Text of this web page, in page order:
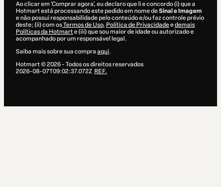
Ao clicar em 'Comprar agora', eu declaro que li e concordo (i) que a
Hotmart está processando este pedido em nome deSinal e Imagem
e não possui responsabilidade pelo conteúdo e/ou faz controle prévio
deste; (ii) com osTermos de Uso, Política de Privacidadeedemais
Políticas da Hotmarte (iii) que sou maior de idade ou autorizado e
acompanhado por um responsável legal.
Saiba mais sobre sua compra aqui.
Hotmart ©2026- Todos os direitos reservados
2026-08-07T09:02:37.072Z REF.